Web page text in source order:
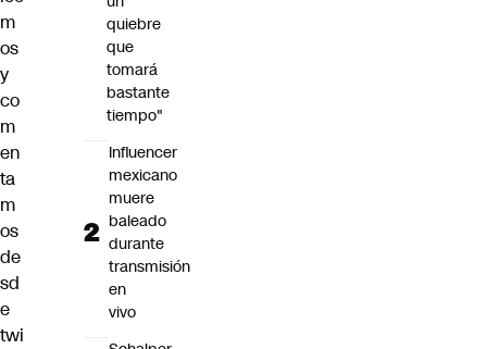
m
os
y
co
m
en
ta
m
os
de
sd
e
twi
quiebre
que
tomará
bastante
tiempo"
Influencer
mexicano
muere
baleado
durante
transmisión
en
vivo